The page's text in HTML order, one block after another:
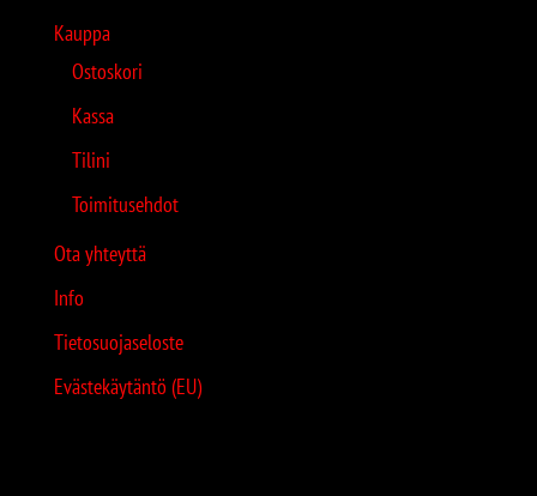
Kauppa
Ostoskori
Kassa
Tilini
Toimitusehdot
Ota yhteyttä
Info
Tietosuojaseloste
Evästekäytäntö (EU)